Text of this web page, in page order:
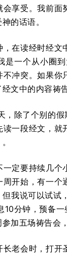
享受。我前
的话语。
在读经时经
是一个从小圈
冲突。如果
文中的内容祷告
，除了个别的
一段经文，
定要持续几
开始，有一
我说可以试
分钟，预备
加五场祷告会
老会时，打